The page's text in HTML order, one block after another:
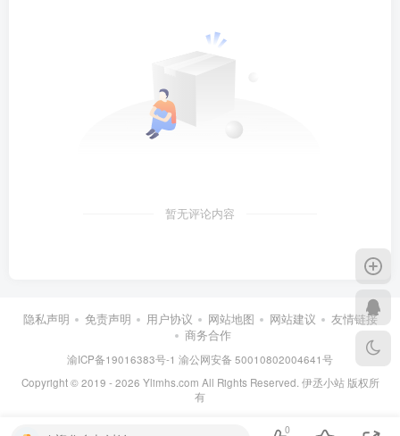
暂无评论内容
隐私声明 免责声明 用户协议 网站地图 网站建议
友情链接
商务合作
渝ICP备19016383号-1 渝公网安备 50010802004641号
Copyright © 2019 - 2026 Ylimhs.com All Rights Reserved. 伊丞小站 版权所
有
0